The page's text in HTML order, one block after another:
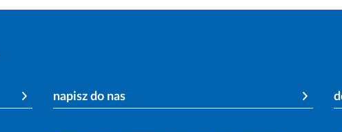
napisz do nas